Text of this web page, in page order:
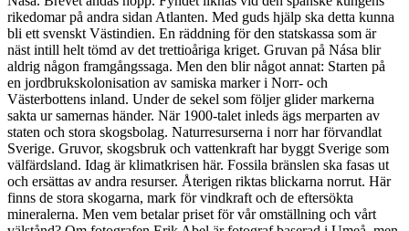
rikedomar på andra sidan Atlanten. Med guds hjälp ska detta kunna
bli ett svenskt Västindien. En räddning för den statskassa som är
näst intill helt tömd av det trettioåriga kriget. Gruvan på Nása blir
aldrig någon framgångssaga. Men den blir något annat: Starten på
en jordbrukskolonisation av samiska marker i Norr- och
Västerbottens inland. Under de sekel som följer glider markerna
sakta ur samernas händer. När 1900-talet inleds ägs merparten av
staten och stora skogsbolag. Naturresurserna i norr har förvandlat
Sverige. Gruvor, skogsbruk och vattenkraft har byggt Sverige som
välfärdsland. Idag är klimatkrisen här. Fossila bränslen ska fasas ut
och ersättas av andra resurser. Återigen riktas blickarna norrut. Här
finns de stora skogarna, mark för vindkraft och de eftersökta
mineralerna. Men vem betalar priset för vår omställning och vårt